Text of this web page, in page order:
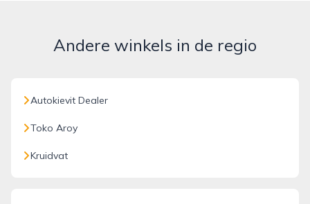
Andere winkels in de regio
Autokievit Dealer
Toko Aroy
Kruidvat